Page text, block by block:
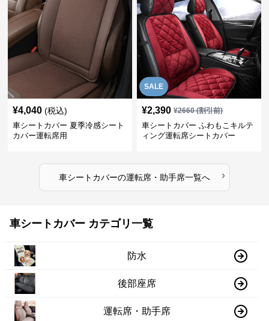
¥4,040 (税込)
車シートカバー 夏季冷感シート
カバー運転席用
SALE
¥2,390 ¥2660(割引前)
車シートカバー ふわもこキルテ
ィング運転席シートカバー
車シートカバーの運転席・助手席一覧へ ›
車シートカバー カテゴリ一覧
防水
後部座席
運転席・助手席